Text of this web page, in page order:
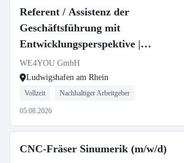
Referent / Assistenz der
Geschäftsführung mit
Entwicklungsperspektive |
Organisations- & Office
Management | Schnittstellenfunktion
[m/w/d]
WE4YOU GmbH
Ludwigshafen am Rhein
Vollzeit Nachhaltiger Arbeitgeber
05.08.2026
CNC-Fräser Sinumerik (m/w/d)